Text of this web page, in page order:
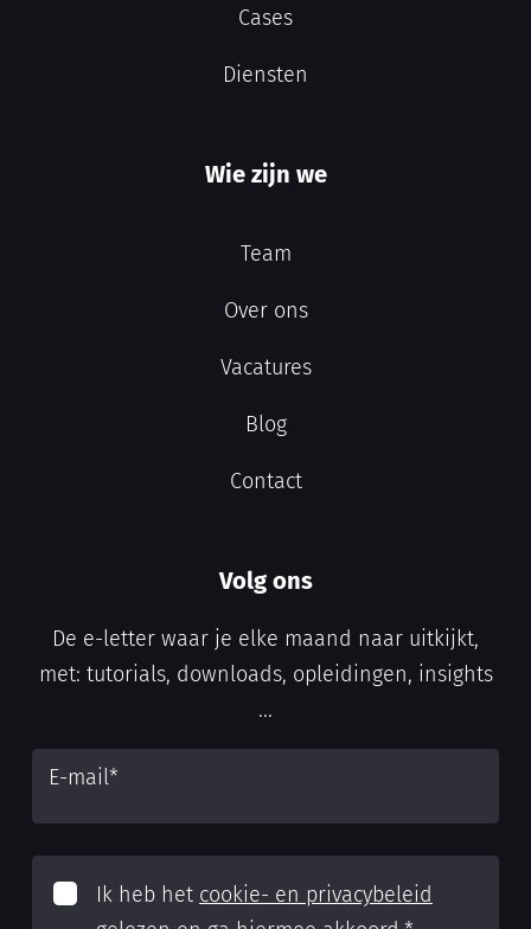
Cases
Diensten
Wie zijn we
Team
Over ons
Vacatures
Blog
Contact
Volg ons
De e-letter waar je elke maand naar uitkijkt,
met: tutorials, downloads, opleidingen, insights
...
E-mail*
Ik heb het cookie- en privacybeleid